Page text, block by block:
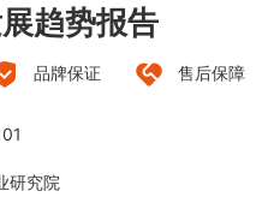
趋势报告
品牌保证 售后保障
研究院